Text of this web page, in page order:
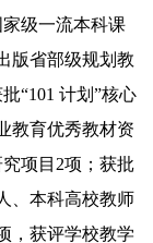
级一流本科课
版省部级规划教
“101 计划”核心
教育优秀教材资
项目2项；获批
、本科高校教师
，获评学校教学